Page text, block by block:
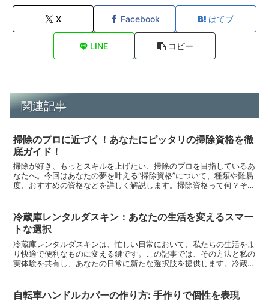
X Facebook はてブ
LINE コピー
関連記事
掃除のプロに近づく！あなたにピッタリの掃除資格を徹
底ガイド！
掃除が好き、もっとスキルを上げたい、掃除のプロを目指しているあ
なたへ。今回はあなたの夢を叶える“掃除資格”について、種類や難易
度、おすすめの資格などを詳しく解説します。掃除資格って何？その
冷蔵庫レンタルダスキン：あなたの生活を変えるスマー
トな選択
冷蔵庫レンタルダスキンは、忙しい日常において、私たちの生活をよ
り快適で便利なものに変える鍵です。この記事では、その方法と私の
実体験を共有し、あなたの日常に新たな選択肢を提供します。冷蔵庫
自転車ハンドルカバーの作り方: 手作りで個性を表現